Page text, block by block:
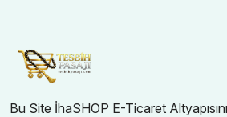
Bu Site İhaSHOP E-Ticaret